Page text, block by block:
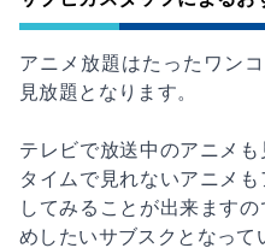
アニメ放題はたったワン
見放題となります。
テレビで放送中のアニメ
タイムで見れないアニメ
してみることが出来ます
めしたいサブスクとなって